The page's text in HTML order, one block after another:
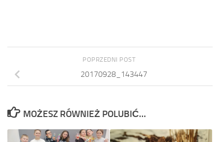
POPRZEDNI POST
20170928_143447
MOŻESZ RÓWNIEŻ POLUBIĆ…